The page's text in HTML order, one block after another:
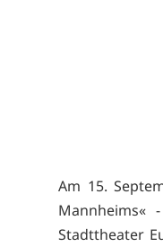
Am 15.
Stadttheater